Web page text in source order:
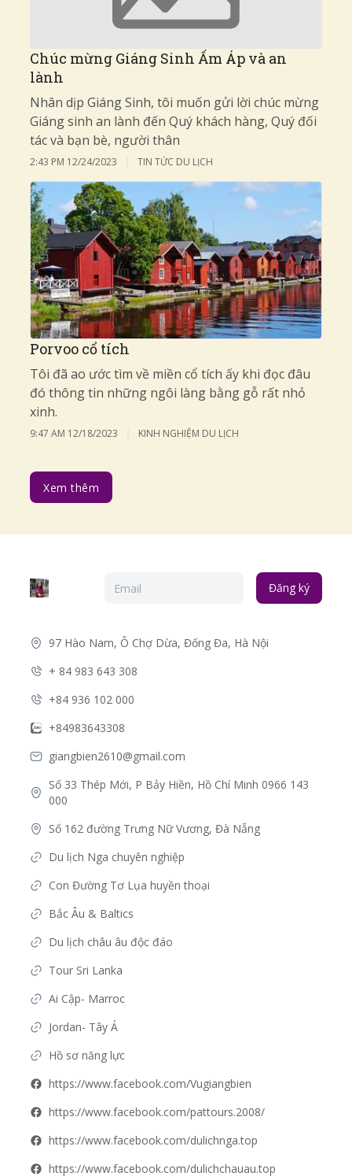
Chúc mừng Giáng Sinh Ấm Áp và an
lành
Nhân dịp Giáng Sinh, tôi muốn gửi lời chúc mừng
Giáng sinh an lành đến Quý khách hàng, Quý đối
tác và bạn bè, người thân
2:43 PM 12/24/2023 TIN TỨC DU LỊCH
Porvoo cổ tích
Tôi đã ao ước tìm về miền cổ tích ấy khi đọc đâu
đó thông tin những ngôi làng bằng gỗ rất nhỏ
xinh.
9:47 AM 12/18/2023 KINH NGHIỆM DU LỊCH
Xem thêm
Đăng ký
97 Hào Nam, Ô Chợ Dừa, Đống Đa, Hà Nội
+ 84 983 643 308
+84 936 102 000
+84983643308
giangbien2610@gmail.com
Số 33 Thép Mới, P Bảy Hiền, Hồ Chí Minh 0966 143
000
Số 162 đường Trưng Nữ Vương, Đà Nẵng
Du lịch Nga chuyên nghiệp
Con Đường Tơ Lụa huyền thoại
Bắc Âu & Baltics
Du lịch châu âu độc đáo
Tour Sri Lanka
Ai Cập- Marroc
Jordan- Tây Á
Hồ sơ năng lực
https://www.facebook.com/Vugiangbien
https://www.facebook.com/pattours.2008/
https://www.facebook.com/dulichnga.top
https://www.facebook.com/dulichchauau.top